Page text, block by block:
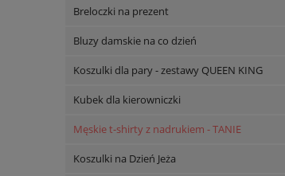
Breloczki na prezent
Bluzy damskie na co dzień
Koszulki dla pary - zestawy QUEEN KING
Kubek dla kierowniczki
Męskie t-shirty z nadrukiem - TANIE
Koszulki na Dzień Jeża